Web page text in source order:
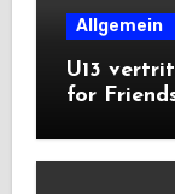
Allgemein
U13
for